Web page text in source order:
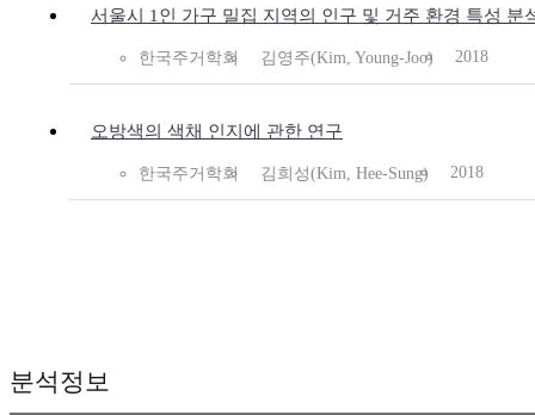
서울시 1인 가구 밀집 지역의 인구 및 거주 환경 특성 분
한국주거학회 김영주(Kim, Young-Joo) 2018
오방색의 색채 인지에 관한 연구
한국주거학회 김희성(Kim, Hee-Sung) 2018
분석정보